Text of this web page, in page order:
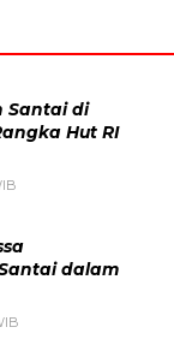
Santai di
Hut RI
dalam